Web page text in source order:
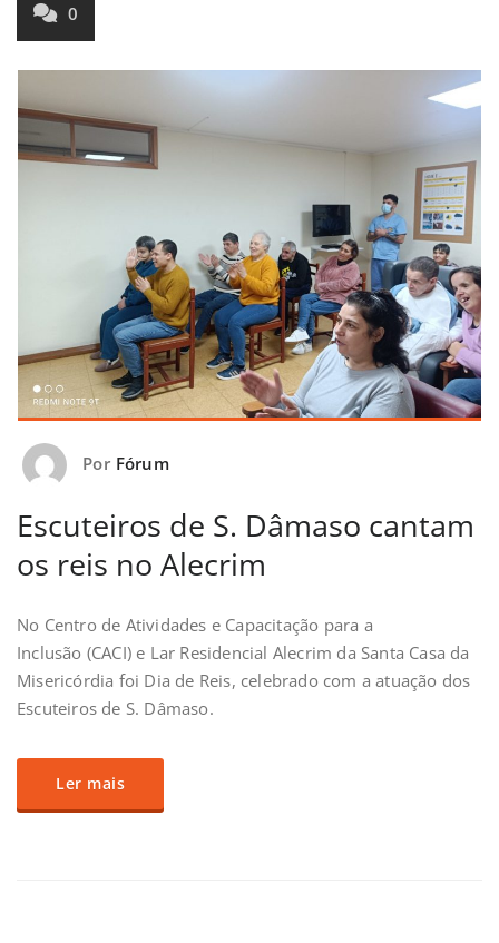
0
Por Fórum
Escuteiros de S. Dâmaso cantam
os reis no Alecrim
No Centro de Atividades e Capacitação para a
Inclusão (CACI) e Lar Residencial Alecrim da Santa Casa da
Misericórdia foi Dia de Reis, celebrado com a atuação dos
Escuteiros de S. Dâmaso.
Ler mais